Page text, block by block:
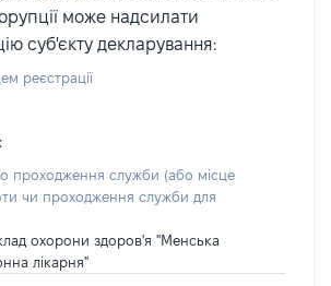
може надсилати
суб'єкту декларування:
реєстрації
проходження служби (або місце
чи проходження служби для
охорони здоров'я "Менська
лікарня"